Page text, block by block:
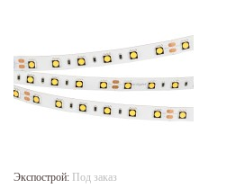
Экспострой: Под заказ